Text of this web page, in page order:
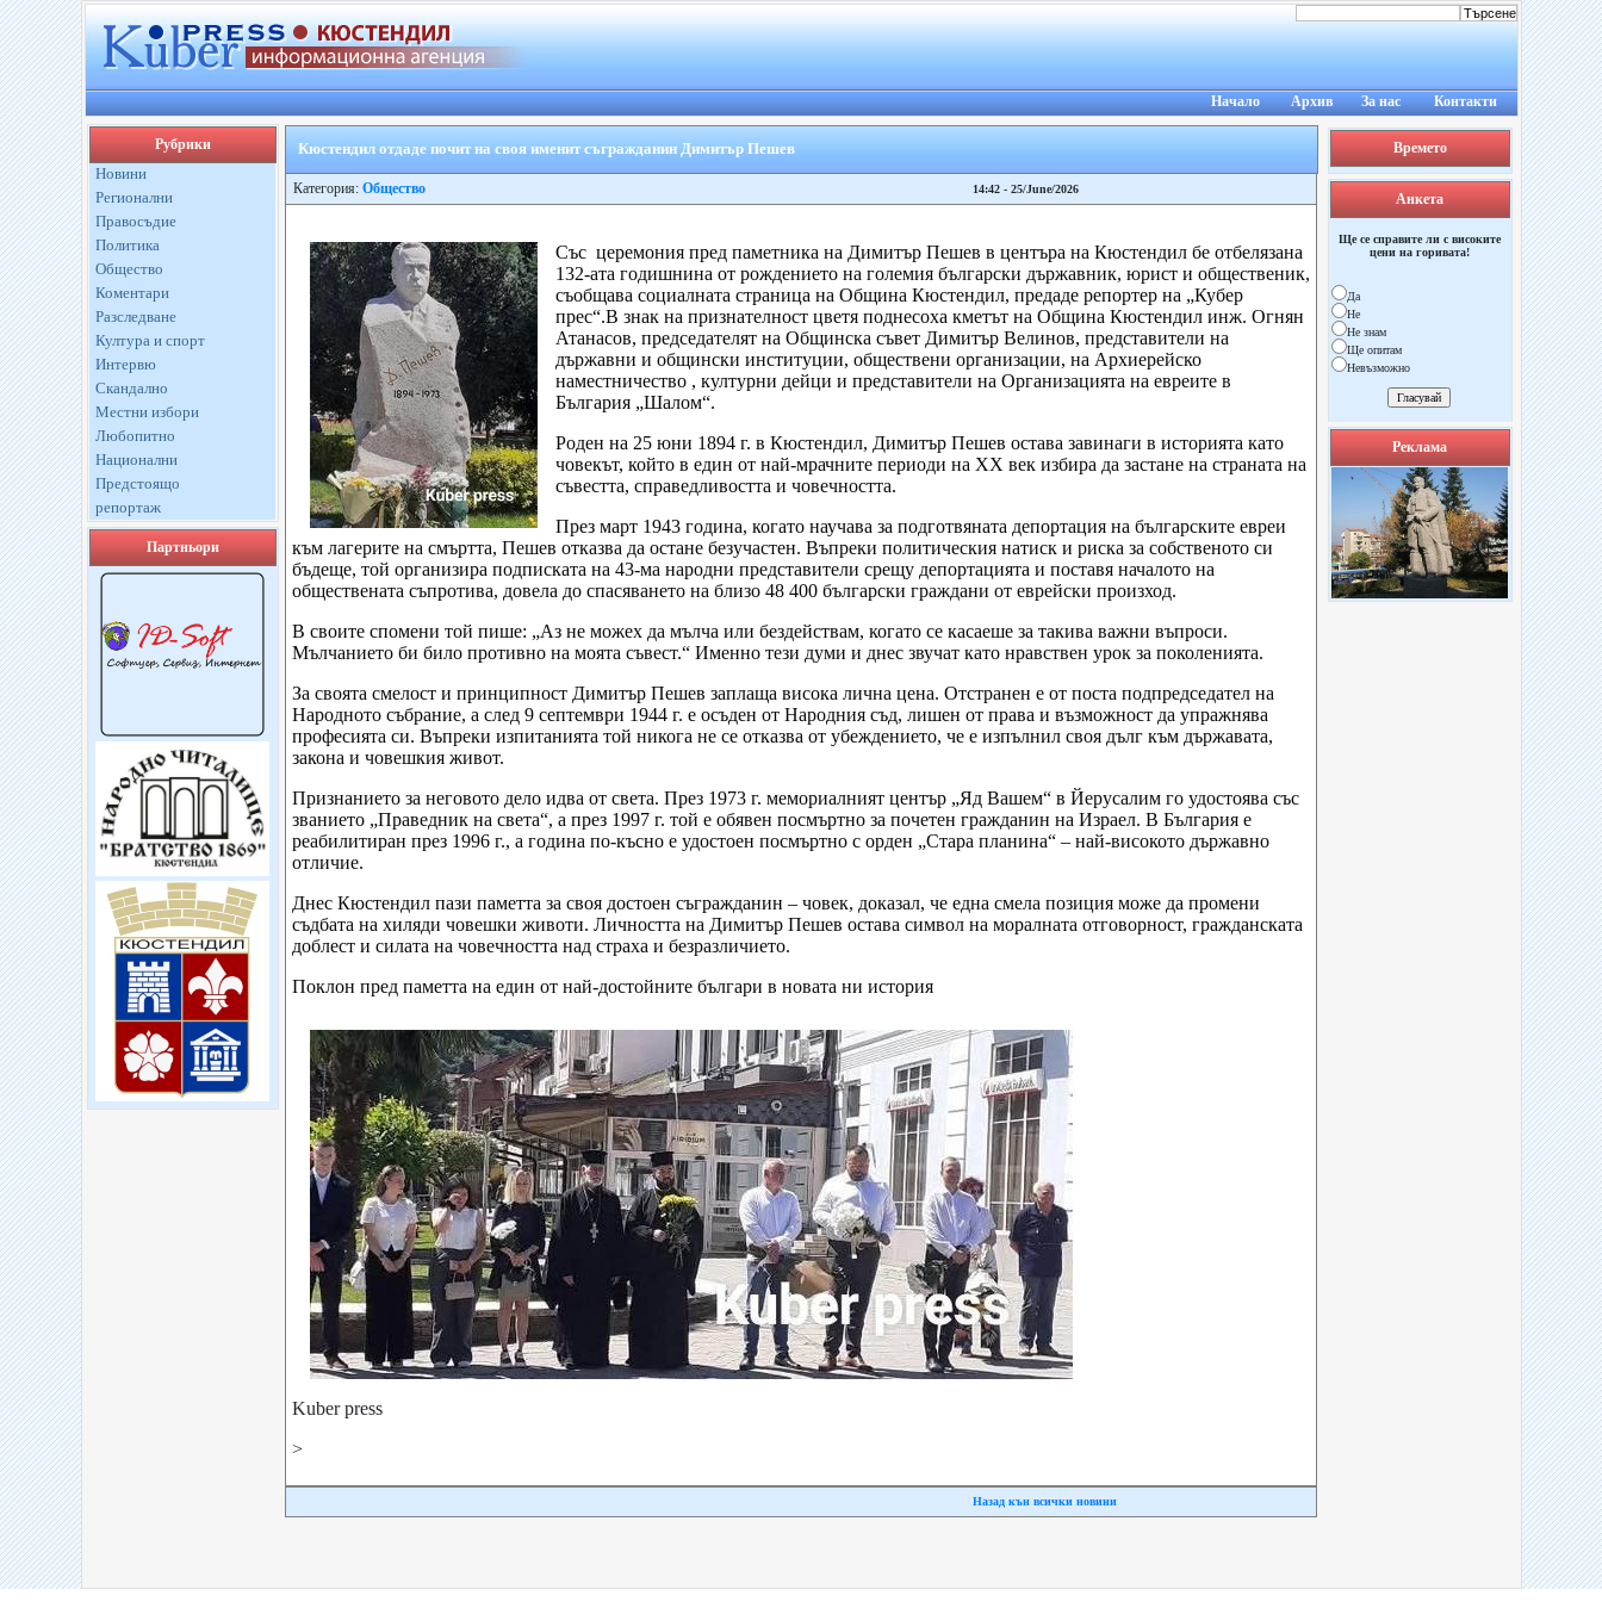
Начало Архив За нас Контакти
Рубрики
Новини
Регионални
Правосъдие
Политика
Общество
Коментари
Разследване
Култура и спорт
Интервю
Скандално
Местни избори
Любопитно
Национални
Предстоящо
репортаж
Партньори
Кюстендил отдаде почит на своя именит съгражданин Димитър Пешев
Категория: Общество 14:42 - 25/June/2026
Със церемония пред паметника на Димитър Пешев в центъра на Кюстендил бе отбелязана
132-ата годишнина от рождението на големия български държавник, юрист и общественик,
съобщава социалната страница на Община Кюстендил, предаде репортер на „Кубер
прес“.В знак на признателност цветя поднесоха кметът на Община Кюстендил инж. Огнян
Атанасов, председателят на Общинска съвет Димитър Велинов, представители на
държавни и общински институции, обществени организации, на Архиерейско
наместничество , културни дейци и представители на Организацията на евреите в
България „Шалом“.
Роден на 25 юни 1894 г. в Кюстендил, Димитър Пешев остава завинаги в историята като
човекът, който в един от най-мрачните периоди на ХХ век избира да застане на страната на
съвестта, справедливостта и човечността.
През март 1943 година, когато научава за подготвяната депортация на българските евреи
към лагерите на смъртта, Пешев отказва да остане безучастен. Въпреки политическия натиск и риска за собственото си
бъдеще, той организира подписката на 43-ма народни представители срещу депортацията и поставя началото на
обществената съпротива, довела до спасяването на близо 48 400 български граждани от еврейски произход.
В своите спомени той пише: „Аз не можех да мълча или бездействам, когато се касаеше за такива важни въпроси.
Мълчанието би било противно на моята съвест.“ Именно тези думи и днес звучат като нравствен урок за поколенията.
За своята смелост и принципност Димитър Пешев заплаща висока лична цена. Отстранен е от поста подпредседател на
Народното събрание, а след 9 септември 1944 г. е осъден от Народния съд, лишен от права и възможност да упражнява
професията си. Въпреки изпитанията той никога не се отказва от убеждението, че е изпълнил своя дълг към държавата,
закона и човешкия живот.
Признанието за неговото дело идва от света. През 1973 г. мемориалният център „Яд Вашем“ в Йерусалим го удостоява със
званието „Праведник на света“, а през 1997 г. той е обявен посмъртно за почетен гражданин на Израел. В България е
реабилитиран през 1996 г., а година по-късно е удостоен посмъртно с орден „Стара планина“ – най-високото държавно
отличие.
Днес Кюстендил пази паметта за своя достоен съгражданин – човек, доказал, че една смела позиция може да промени
съдбата на хиляди човешки животи. Личността на Димитър Пешев остава символ на моралната отговорност, гражданската
доблест и силата на човечността над страха и безразличието.
Поклон пред паметта на един от най-достойните българи в новата ни история
Kuber press
>
Назад кън всички новини
Времето
Анкета
Ще се справите ли с високите
цени на горивата!
Да
Не
Не знам
Ще опитам
Невъзможно
Реклама